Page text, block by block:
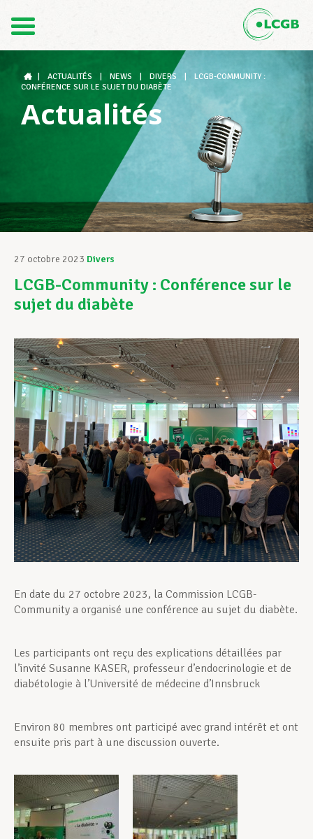
DE
Le LCGB
Structures syndicales
Assistance au Travail
Vos droits
Assistance en vie privée
Développement professionnel
Devenir Membre
Actualités
ACTUALITÉS NEWS DIVERS
LCGB-COMMUNITY :
CONFÉRENCE SUR LE SUJET DU DIABÈTE
Actualités
27 octobre 2023 Divers
LCGB-Community : Conférence sur le
sujet du diabète
En date du 27 octobre 2023, la Commission LCGB-
Community a organisé une conférence au sujet du diabète.
Les participants ont reçu des explications détaillées par
l’invité Susanne KASER, professeur d’endocrinologie et de
diabétologie à l’Université de médecine d’Innsbruck
Environ 80 membres ont participé avec grand intérêt et ont
ensuite pris part à une discussion ouverte.